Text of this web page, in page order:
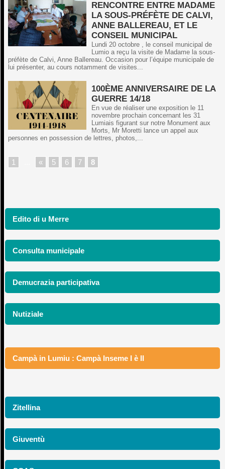
Edito di u Merre
Consulta municipale
Demucrazia participativa
Nutiziale
Campà in Lumiu : Campà Inseme I è II
Zitellina
Giuventù
RENCONTRE ENTRE MADAME
LA SOUS-PRÉFÈTE DE CALVI,
ANNE BALLEREAU, ET LE
CONSEIL MUNICIPAL
Lundi 20 octobre , le conseil municipal de
Lumio a reçu la visite de Madame la sous-
préfète de Calvi, Anne Ballereau. Occasion pour l’équipe municipale de
lui présenter, au cours notamment de visites...
100ÈME ANNIVERSAIRE DE LA
GUERRE 14/18
En vue de réaliser une exposition le 11
novembre prochain concernant les 31
Lumiais figurant sur notre Monument aux
Morts, Mr Moretti lance un appel aux
personnes en possession de lettres, photos,...
1 « 5 6 7 8